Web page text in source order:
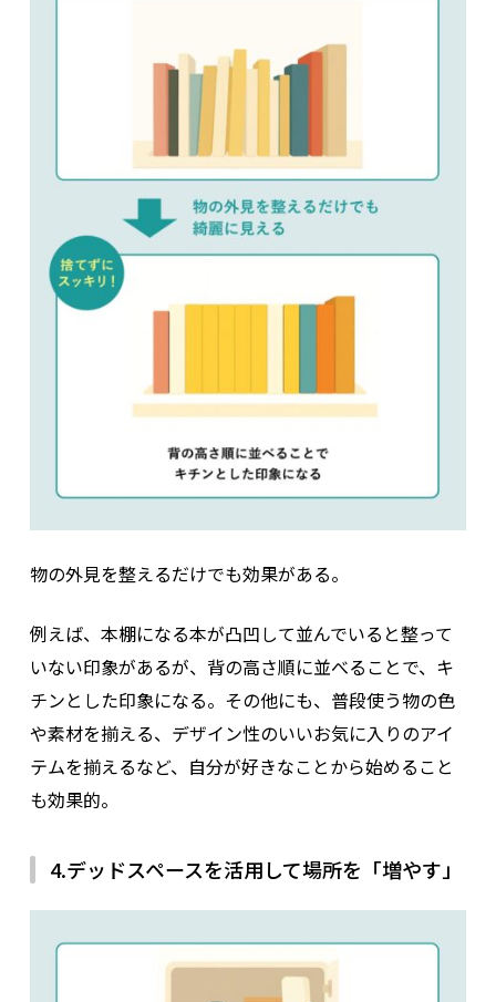
物の外見を整えるだけでも効果がある。
例えば、本棚になる本が凸凹して並んでいると整って
いない印象があるが、背の高さ順に並べることで、キ
チンとした印象になる。その他にも、普段使う物の色
や素材を揃える、デザイン性のいいお気に入りのアイ
テムを揃えるなど、自分が好きなことから始めること
も効果的。
4.デッドスペースを活用して場所を「増やす」